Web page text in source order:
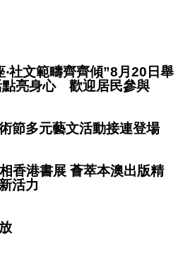
社文範疇齊齊傾”8月20日舉
點亮身心 歡迎居民參與
節多元藝文活動接連登場
香港書展 薈萃本澳出版精
活力